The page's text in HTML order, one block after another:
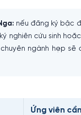
nếu đăng ký bậc
nghiên cứu sinh
ngành hẹp
Ứng viên